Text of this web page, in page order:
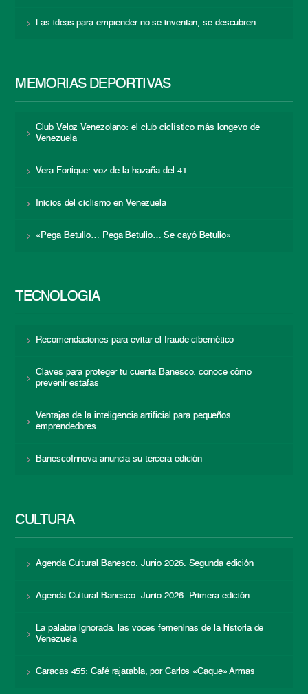
Las ideas para emprender no se inventan, se descubren
MEMORIAS DEPORTIVAS
Club Veloz Venezolano: el club ciclístico más longevo de
Venezuela
Vera Fortique: voz de la hazaña del 41
Inicios del ciclismo en Venezuela
«Pega Betulio… Pega Betulio… Se cayó Betulio»
TECNOLOGÍA
Recomendaciones para evitar el fraude cibernético
Claves para proteger tu cuenta Banesco: conoce cómo
prevenir estafas
Ventajas de la inteligencia artificial para pequeños
emprendedores
BanescoInnova anuncia su tercera edición
CULTURA
Agenda Cultural Banesco. Junio 2026. Segunda edición
Agenda Cultural Banesco. Junio 2026. Primera edición
La palabra ignorada: las voces femeninas de la historia de
Venezuela
Caracas 455: Café rajatabla, por Carlos «Caque» Armas